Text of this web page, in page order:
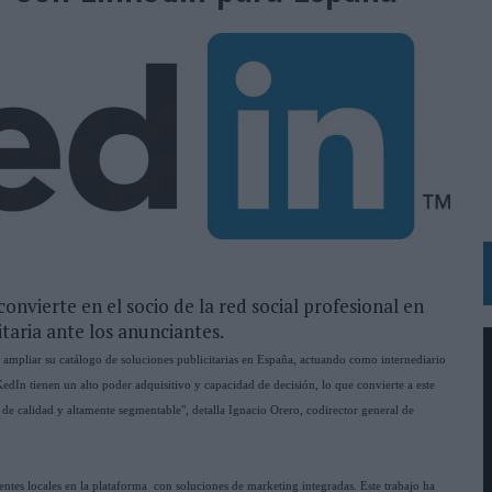
A PRUEBA LA CREATIVIDAD DE LAS MARCAS
LA INFANCIA EN SU ESTRATEGIA
EN VERANO Y SUPERA AL MÓVIL COMO DISPOSITIVO MÁS UTILIZADO
ESPAÑOLES
COMERCIAL GLOBAL
INSPIRADA EN CORNETTO, CALIPPO Y SOLERO
EL PATRIMONIO HISTÓRICO EN ACTIVOS CULTURALES Y ECONÓMICOS
GESTIÓN DE SUS RELACIONES CON LOS MEDIOS
EN SU ÚLTIMA CAMPAÑA INTERNACIONAL
MARCA A LARGO PLAZO Y LA MEDICIÓN SON DOS CARAS DE LA MISMA
HOTELS & RESORTS
en el socio de la red social profesional en
ante los anunciantes.
su catálogo de soluciones publicitarias en España, actuando como internediario
tienen un alto poder adquisitivo y capacidad de decisión, lo que convierte a este
calidad y altamente segmentable", detalla Ignacio Orero, codirector general de
locales en la plataforma con soluciones de marketing integradas. Este trabajo ha